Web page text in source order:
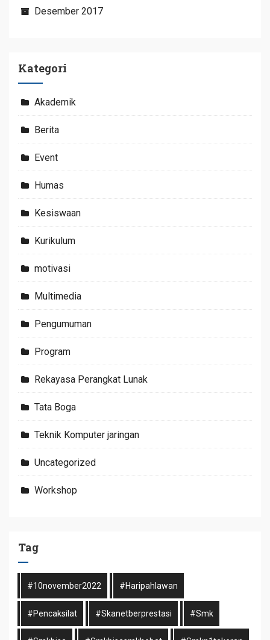
Desember 2017
Kategori
Akademik
Berita
Event
Humas
Kesiswaan
Kurikulum
motivasi
Multimedia
Pengumuman
Program
Rekayasa Perangkat Lunak
Tata Boga
Teknik Komputer jaringan
Uncategorized
Workshop
Tag
#10november2022 #haripahlawan
#pencaksilat #skanetberprestasi #smk